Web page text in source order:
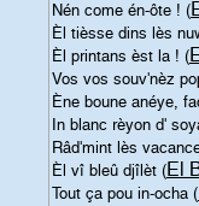
Nén come én-ôte ! (
Èl tièsse dins lès
Èl printans èst la ! (
Vos vos souv'nèz
Ène boune anéye,
In blanc rèyon d'
Râd'mint lès
Èl vî bleû djîlèt (El
Tout ça pou in-ocha (